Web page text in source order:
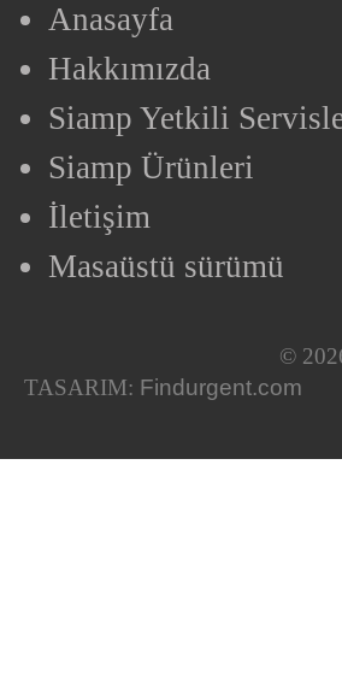
Anasayfa
Hakkımızda
Siamp Yetkili
Siamp Ürünleri
İletişim
Masaüstü sürümü
©
TASARIM: Findurgent.com